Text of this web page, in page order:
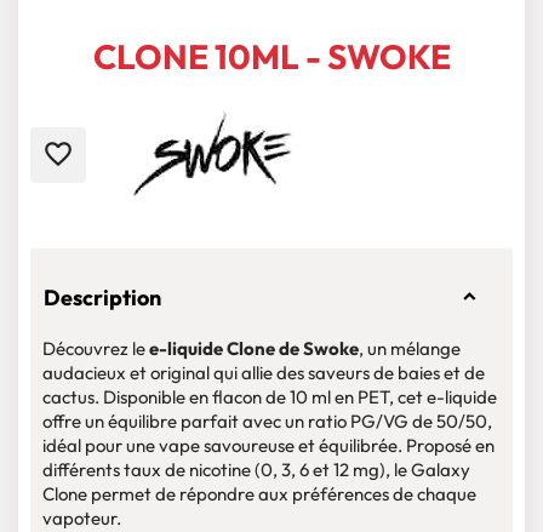
CLONE 10ML - SWOKE
favorite_border
Description
Découvrez lee-liquide Clone de Swoke, un mélange
audacieux et original qui allie des saveurs de baies et de
cactus. Disponible en flacon de 10 ml en PET, cet e-liquide
offre un équilibre parfait avec un ratio PG/VG de 50/50,
idéal pour une vape savoureuse et équilibrée. Proposé en
différents taux de nicotine (0, 3, 6 et 12 mg), le Galaxy
Clone permet de répondre aux préférences de chaque
vapoteur.